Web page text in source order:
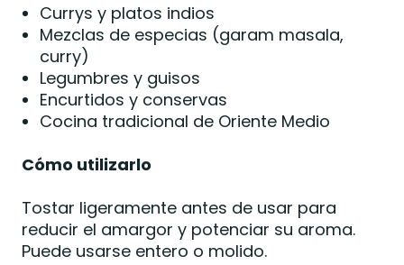
Currys y platos indios
Mezclas de especias (garam masala,
curry)
Legumbres y guisos
Encurtidos y conservas
Cocina tradicional de Oriente Medio
Cómo utilizarlo
Tostar ligeramente antes de usar para
reducir el amargor y potenciar su aroma.
Puede usarse entero o molido.